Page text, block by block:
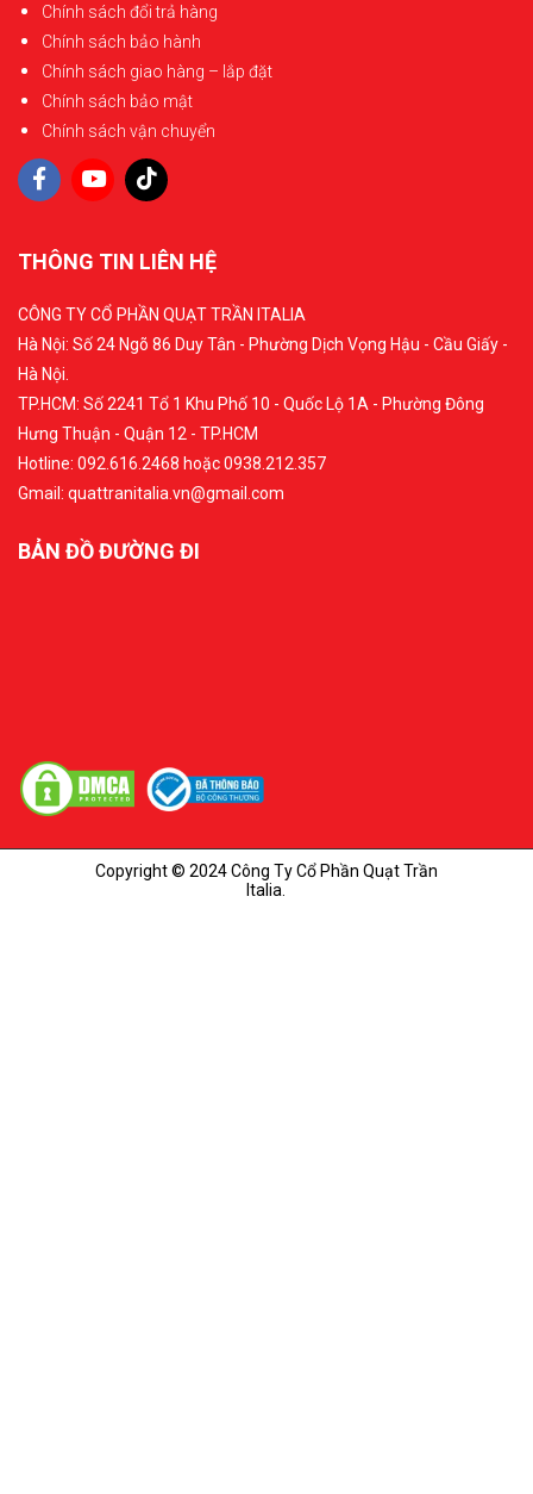
Chính sách đổi trả hàng
Chính sách bảo hành
Chính sách giao hàng – lắp đặt
Chính sách bảo mật
Chính sách vận chuyển
THÔNG TIN LIÊN HỆ
CÔNG TY CỔ PHẦN QUẠT TRẦN ITALIA
Hà Nội: Số 24 Ngõ 86 Duy Tân - Phường Dịch Vọng Hậu - Cầu Giấy -
Hà Nội.
TP.HCM: Số 2241 Tổ 1 Khu Phố 10 - Quốc Lộ 1A - Phường Đông
Hưng Thuận - Quận 12 - TP.HCM
Hotline: 092.616.2468 hoặc 0938.212.357
Gmail: quattranitalia.vn@gmail.com
BẢN ĐỒ ĐƯỜNG ĐI
Copyright © 2024 Công Ty Cổ Phần Quạt Trần
Italia.